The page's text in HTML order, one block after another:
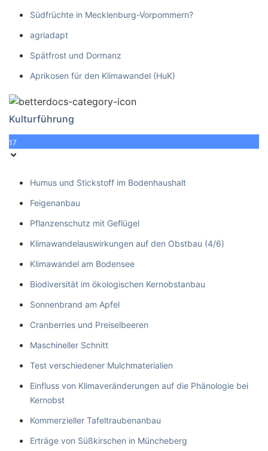
Südfrüchte in Mecklenburg-Vorpommern?
agriadapt
Spätfrost und Dormanz
Aprikosen für den Klimawandel (HuK)
Kulturführung
17
Humus und Stickstoff im Bodenhaushalt
Feigenanbau
Pflanzenschutz mit Geflügel
Klimawandelauswirkungen auf den Obstbau (4/6)
Klimawandel am Bodensee
Biodiversität im ökologischen Kernobstanbau
Sonnenbrand am Apfel
Cranberries und Preiselbeeren
Maschineller Schnitt
Test verschiedener Mulchmaterialien
Einfluss von Klimaveränderungen auf die Phänologie bei
Kernobst
Kommerzieller Tafeltraubenanbau
Erträge von Süßkirschen in Müncheberg